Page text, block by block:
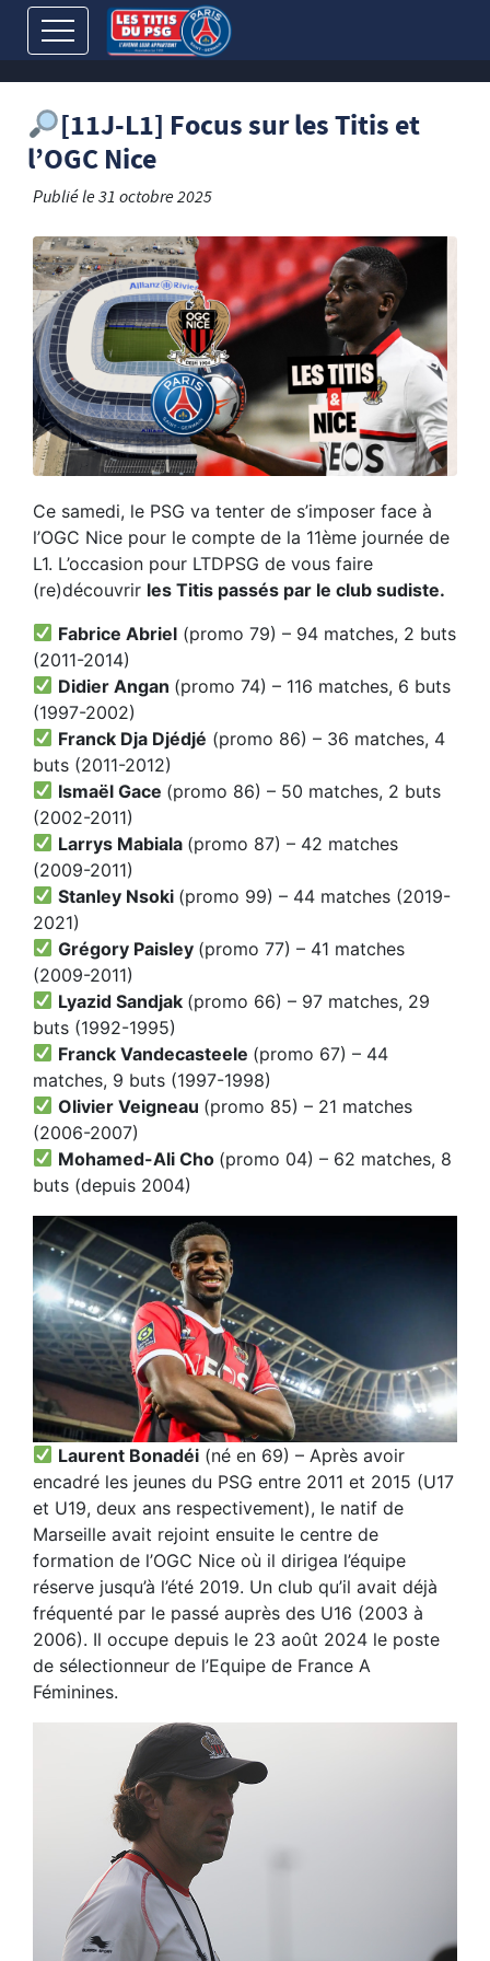
[11J-L1] Focus sur les Titis et
l’OGC Nice
Publié le31 octobre 2025
Ce samedi, le PSG va tenter de s’imposer face à
l’OGC Nice pour le compte de la 11ème journée de
L1. L’occasion pour LTDPSG de vous faire
(re)découvrir les Titis passés par le club sudiste.
Fabrice Abriel (promo 79) – 94 matches, 2 buts
(2011-2014)
Didier Angan (promo 74) – 116 matches, 6 buts
(1997-2002)
Franck Dja Djédjé (promo 86) – 36 matches, 4
buts (2011-2012)
Ismaël Gace (promo 86) – 50 matches, 2 buts
(2002-2011)
Larrys Mabiala (promo 87) – 42 matches
(2009-2011)
Stanley Nsoki (promo 99) – 44 matches (2019-
2021)
Grégory Paisley (promo 77) – 41 matches
(2009-2011)
Lyazid Sandjak (promo 66) – 97 matches, 29
buts (1992-1995)
Franck Vandecasteele (promo 67) – 44
matches, 9 buts (1997-1998)
Olivier Veigneau (promo 85) – 21 matches
(2006-2007)
Mohamed-Ali Cho (promo 04) – 62 matches, 8
buts (depuis 2004)
Laurent Bonadéi (né en 69) – Après avoir
encadré les jeunes du PSG entre 2011 et 2015 (U17
et U19, deux ans respectivement), le natif de
Marseille avait rejoint ensuite le centre de
formation de l’OGC Nice où il dirigea l’équipe
réserve jusqu’à l’été 2019. Un club qu’il avait déjà
fréquenté par le passé auprès des U16 (2003 à
2006). Il occupe depuis le 23 août 2024 le poste
de sélectionneur de l’Equipe de France A
Féminines.